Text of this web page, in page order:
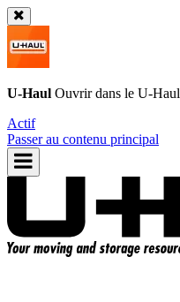
U-Haul Ouvrir dans le U-Haul
Actif
Passer au contenu principal